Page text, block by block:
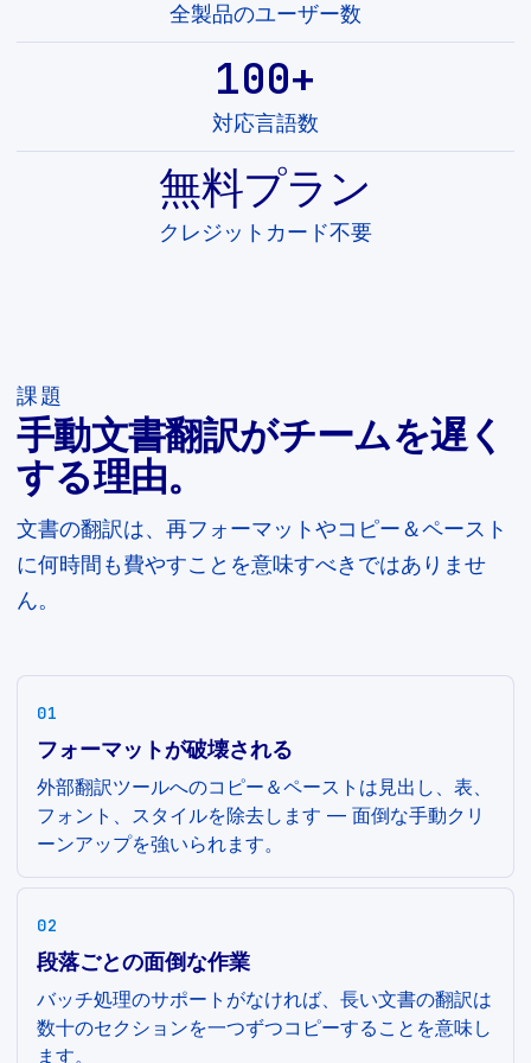
全製品のユーザー数
100+
対応言語数
無料プラン
クレジットカード不要
課題
手動文書翻訳がチームを遅く
する理由。
文書の翻訳は、再フォーマットやコピー＆ペースト
に何時間も費やすことを意味すべきではありませ
ん。
01
フォーマットが破壊される
外部翻訳ツールへのコピー＆ペーストは見出し、表、
フォント、スタイルを除去します — 面倒な手動クリ
ーンアップを強いられます。
02
段落ごとの面倒な作業
バッチ処理のサポートがなければ、長い文書の翻訳は
数十のセクションを一つずつコピーすることを意味し
ます。